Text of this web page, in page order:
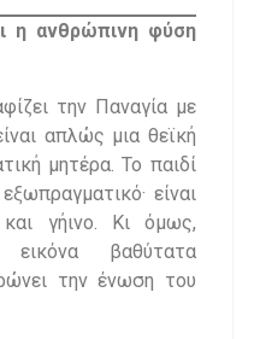
η ανθρώπινη φύση
την Παναγία με
απλώς μια θεϊκή
μητέρα. Το παιδί
είναι
γήινο. Κι όμως,
βαθύτατα
την ένωση του